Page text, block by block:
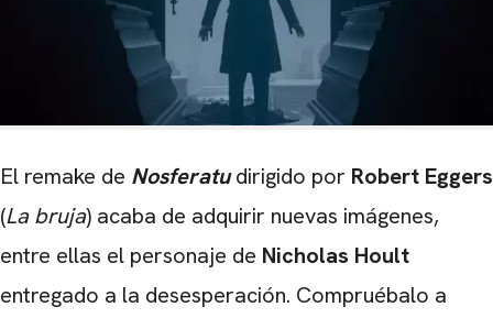
El remake de Nosferatudirigido por Robert Eggers
(La bruja) acaba de adquirir nuevas imágenes,
entre ellas el personaje de Nicholas Hoult
entregado a la desesperación. Compruébalo a